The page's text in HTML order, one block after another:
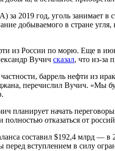
2019 год, уголь занимает
в стране угля,
из России по морю. Еще в
Вучич сказал, что из-за
баррель нефти из
перечислил Вучич. «Мы
планирует начать
отказаться от
составил $192,4 млрд —
перед вступлением в силу